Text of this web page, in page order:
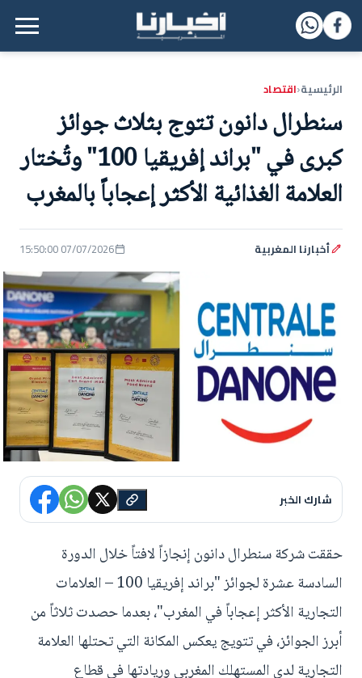
القائمة الرئيسية
الرئيسية‹اقتصاد
سنطرال دانون تتوج بثلاث جوائز
كبرى في "براند إفريقيا 100" وتُختار
العلامة الغذائية الأكثر إعجاباً بالمغرب
أخبارنا المغربية 07/07/2026 15:50:00
شارك الخبر
حققت شركة سنطرال دانون إنجازاً لافتاً خلال الدورة
السادسة عشرة لجوائز "براند إفريقيا 100 – العلامات
التجارية الأكثر إعجاباً في المغرب"، بعدما حصدت ثلاثاً من
أبرز الجوائز، في تتويج يعكس المكانة التي تحتلها العلامة
التجارية لدى المستهلك المغربي وريادتها في قطاع